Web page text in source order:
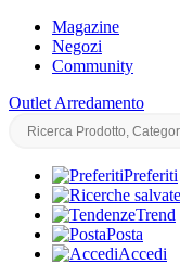
Magazine
Negozi
Community
Outlet Arredamento
Preferiti
Trend
Posta
Accedi